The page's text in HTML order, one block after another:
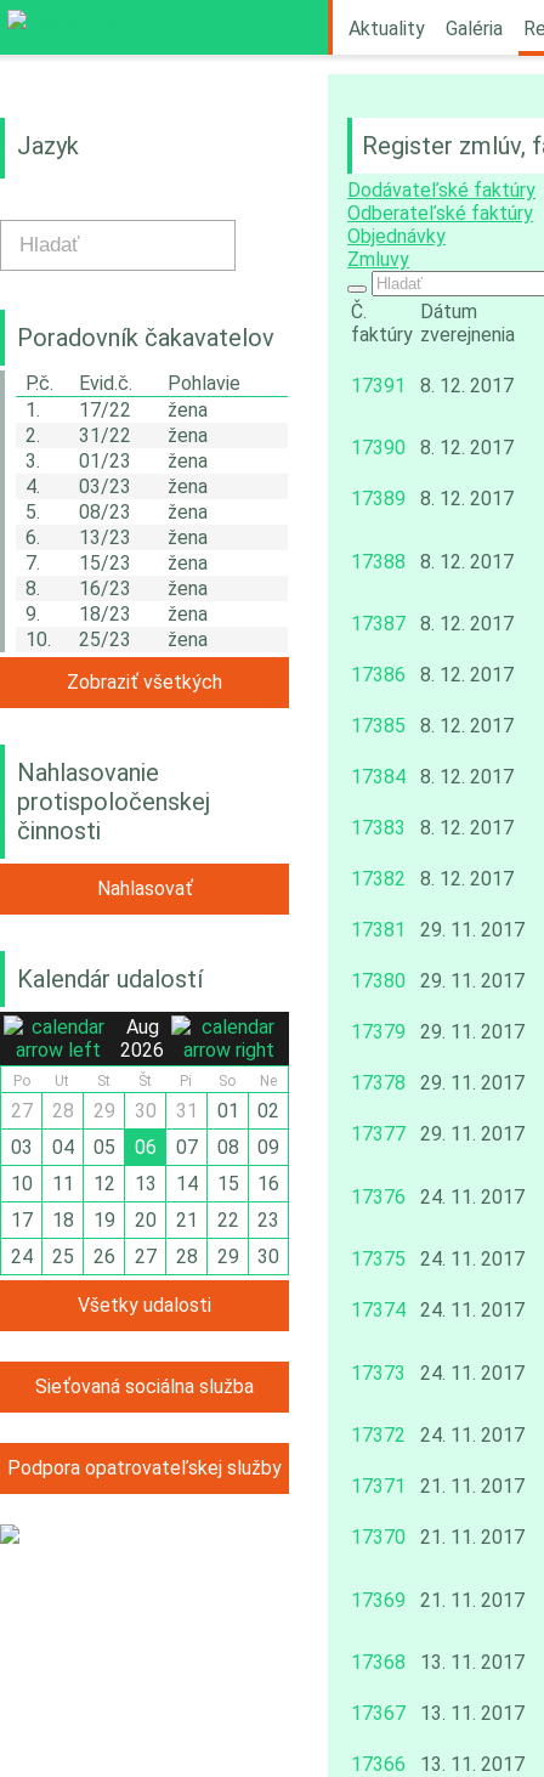
Aktuality Galéria
Jazyk
Poradovník čakavatelov
P.č. Evid.č.
Pohlavie
1.
17/22
žena
2.
31/22
žena
3.
01/23
žena
4.
03/23
žena
5.
08/23
žena
6.
13/23
žena
7.
15/23
žena
8.
16/23
žena
9.
18/23
žena
10.
25/23
žena
Zobraziť všetkých
Nahlasovanie
protispoločenskej
činnosti
Nahlasovať
Kalendár udalostí
Aug
2026
Po Ut St Št Pi So Ne
27 28 29 30 31 01
02
03
04 05 06 07 08
09
10
11 12 13 14 15
16
17
18 19 20 21 22
23
24
25 26 27 28 29 30
Všetky udalosti
Sieťovaná sociálna služba
Podpora opatrovateľskej služby
Register zmlúv,
Dodávateľské faktúry
Odberateľské faktúry
Objednávky
Zmluvy
Č.
faktúry
Dátum
zverejnenia
17391 8. 12. 2017
17390 8. 12. 2017
17389 8. 12. 2017
17388 8. 12. 2017
17387 8. 12. 2017
17386 8. 12. 2017
17385 8. 12. 2017
17384 8. 12. 2017
17383 8. 12. 2017
17382 8. 12. 2017
17381 29. 11. 2017
17380 29. 11. 2017
17379 29. 11. 2017
17378 29. 11. 2017
17377 29. 11. 2017
17376 24. 11. 2017
17375 24. 11. 2017
17374 24. 11. 2017
17373 24. 11. 2017
17372 24. 11. 2017
17371 21. 11. 2017
17370 21. 11. 2017
17369 21. 11. 2017
17368 13. 11. 2017
17367 13. 11. 2017
17366 13. 11. 2017